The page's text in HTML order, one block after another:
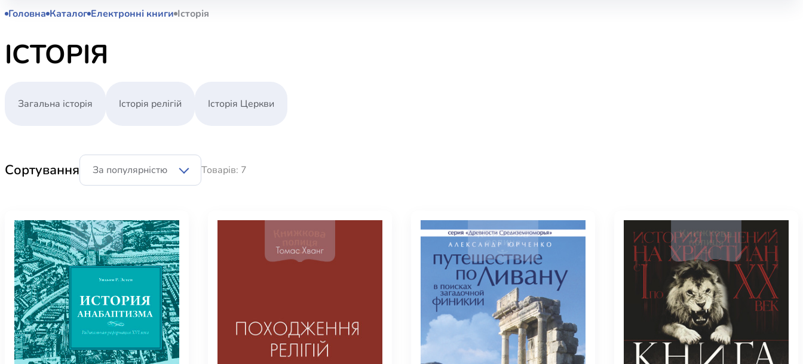
Акційні пропозиції
меншою ціною завдяки акційним
знижкам.
Новинки
Свіжі надходження, актуальна
література та нові автори на нашій
Біблія / Святе Письмо
Книги іноземними мовами
Служіння Церкви
Шлюб і сім`я
Здоров`я / Харчування
Головна Каталог Електронні книги Історія
ІСТОРІЯ
Загальна історія Історія релігій Історія Церкви
Сортування Товарів: 7